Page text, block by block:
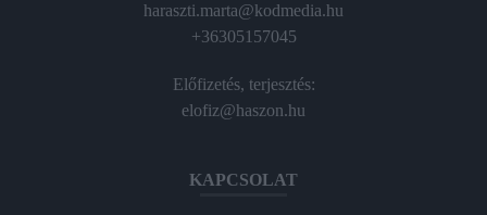
haraszti.marta@kodmedia.hu
+36305157045
Előfizetés, terjesztés:
elofiz@haszon.hu
KAPCSOLAT